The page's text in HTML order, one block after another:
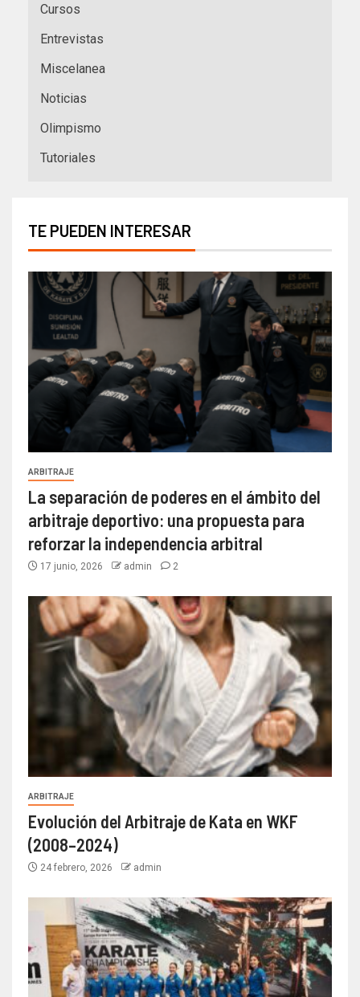
Cursos
Entrevistas
Miscelanea
Noticias
Olimpismo
Tutoriales
TE PUEDEN INTERESAR
ARBITRAJE
La separación de poderes en el ámbito del
arbitraje deportivo: una propuesta para
reforzar la independencia arbitral
17 junio, 2026 admin 2
ARBITRAJE
Evolución del Arbitraje de Kata en WKF
(2008–2024)
24 febrero, 2026 admin